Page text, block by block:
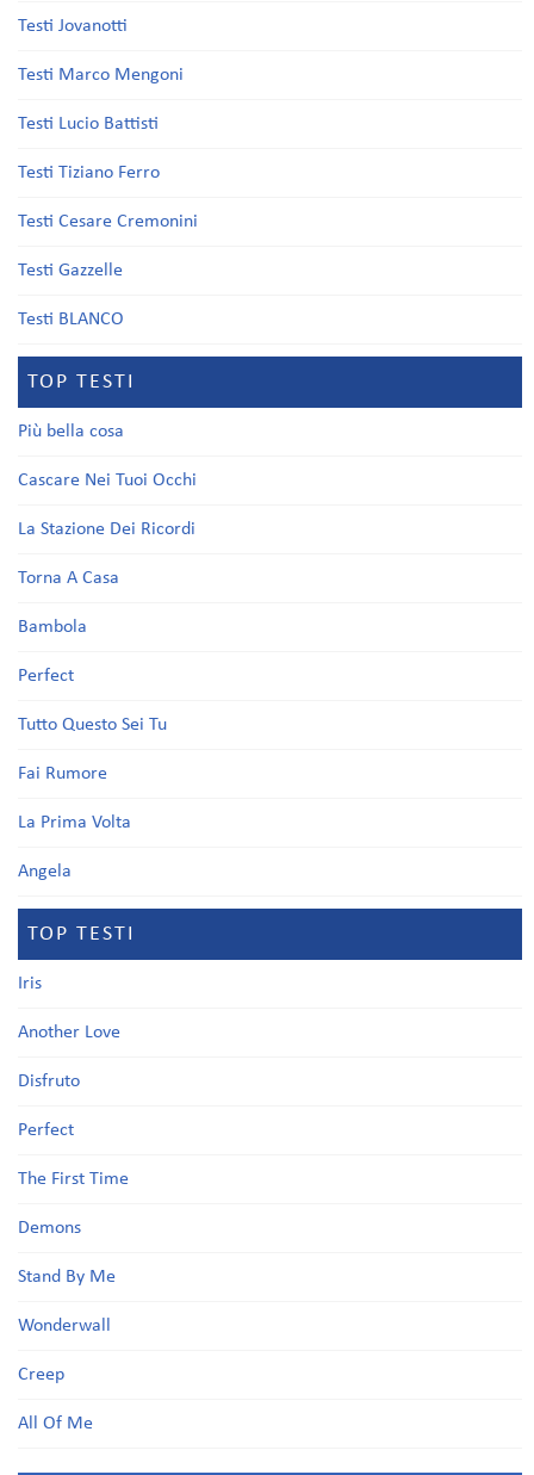
Testi Jovanotti
Testi Marco Mengoni
Testi Lucio Battisti
Testi Tiziano Ferro
Testi Cesare Cremonini
Testi Gazzelle
Testi BLANCO
TOP TESTI
Più bella cosa
Cascare Nei Tuoi Occhi
La Stazione Dei Ricordi
Torna A Casa
Bambola
Perfect
Tutto Questo Sei Tu
Fai Rumore
La Prima Volta
Angela
TOP TESTI
Iris
Another Love
Disfruto
Perfect
The First Time
Demons
Stand By Me
Wonderwall
Creep
All Of Me